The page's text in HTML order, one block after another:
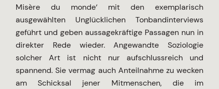
Misère du monde‘ mit den exemplarisch
ausgewählten Unglücklichen Tonbandinterviews
geführt und geben aussagekräftige Passagen nun in
direkter Rede wieder. Angewandte Soziologie
solcher Art ist nicht nur aufschlussreich und
spannend. Sie vermag auch Anteilnahme zu wecken
am Schicksal jener Mitmenschen, die im